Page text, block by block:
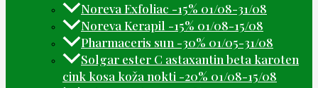
Noreva Exfoliac -15% 01/08-31/08
Noreva Kerapil -15% 01/08-15/08
Pharmaceris sun -30% 01/05-31/08
Solgar ester C astaxantin beta karoten
cink kosa koža nokti -20% 01/08-15/08